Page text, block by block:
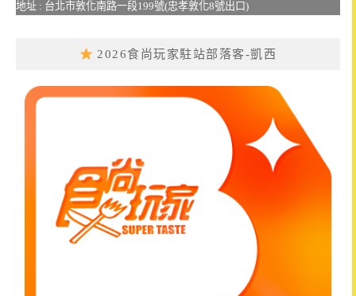
地址 : 台北市敦化南路一段199號(忠孝敦化8號出口)
2026食尚玩家駐站部落客-凱西